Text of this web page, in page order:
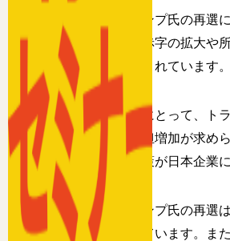
トランプ氏の再選
に財政赤字の拡大や
も指摘されています。
日本にとって、ト
費の負担増加が求め
一」政策が日本企業
トランプ氏の再選
念されています。ま